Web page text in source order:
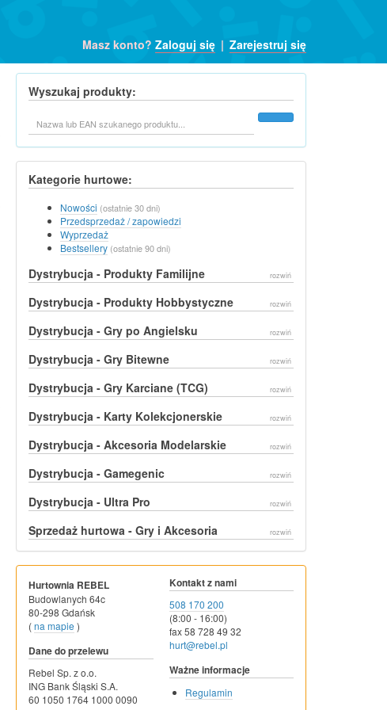
Masz konto? Zaloguj się | Zarejestruj się
Wyszukaj produkty:
Kategorie hurtowe:
Nowości (ostatnie 30 dni)
Przedsprzedaż / zapowiedzi
Wyprzedaż
Bestsellery (ostatnie 90 dni)
Dystrybucja - Produkty Familijne rozwiń
Dystrybucja - Produkty Hobbystyczne rozwiń
Dystrybucja - Gry po Angielsku rozwiń
Dystrybucja - Gry Bitewne rozwiń
Dystrybucja - Gry Karciane (TCG) rozwiń
Dystrybucja - Karty Kolekcjonerskie rozwiń
Dystrybucja - Akcesoria Modelarskie rozwiń
Dystrybucja - Gamegenic rozwiń
Dystrybucja - Ultra Pro rozwiń
Sprzedaż hurtowa - Gry i Akcesoria rozwiń
Hurtownia REBEL
Budowlanych 64c
80-298 Gdańsk
(na mapie )
Dane do przelewu
Rebel Sp. z o.o.
ING Bank Śląski S.A.
60 1050 1764 1000 0090
Kontakt z nami
508 170 200
(8:00 - 16:00)
fax 58 728 49 32
hurt@rebel.pl
Ważne informacje
Regulamin